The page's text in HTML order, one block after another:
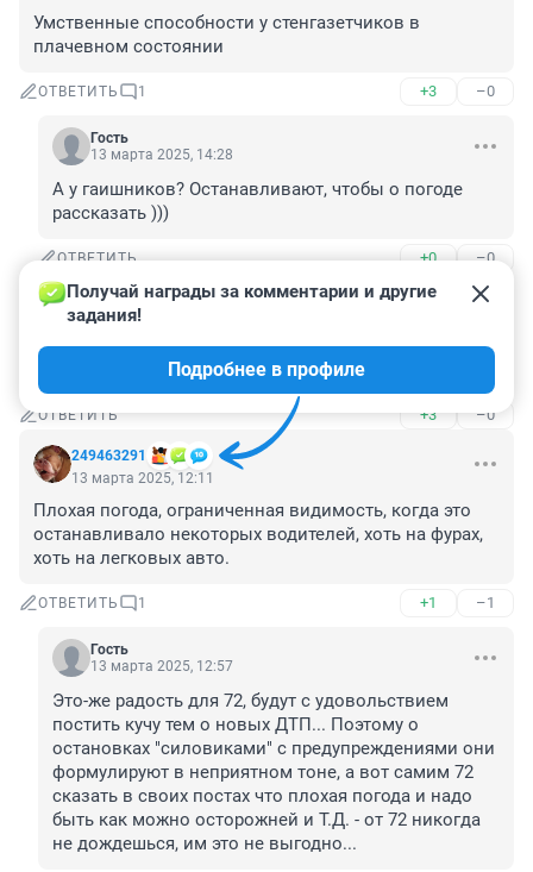
Умственные способности у стенгазетчиков в
плачевном состоянии
ОТВЕТИТЬ 1 +3 –0
Гость
13 марта 2025, 14:28
А у гаишников? Останавливают, чтобы о погоде
рассказать )))
ОТВЕТИТЬ +0 –0
Гость
13 марта 2025, 12:15
Я лично контролирую организацию работы нарядов
ОТВЕТИТЬ +3 –0
249463291
Получай награды за комментарии и другие
задания!
Подробнее в профиле
13 марта 2025, 12:11
Плохая погода, ограниченная видимость, когда это
останавливало некоторых водителей, хоть на фурах,
хоть на легковых авто.
ОТВЕТИТЬ 1 +1 –1
Гость
13 марта 2025, 12:57
Это-же радость для 72, будут с удовольствием
постить кучу тем о новых ДТП... Поэтому о
остановках "силовиками" с предупреждениями они
формулируют в неприятном тоне, а вот самим 72
сказать в своих постах что плохая погода и надо
быть как можно осторожней и Т.Д. - от 72 никогда
не дождешься, им это не выгодно...